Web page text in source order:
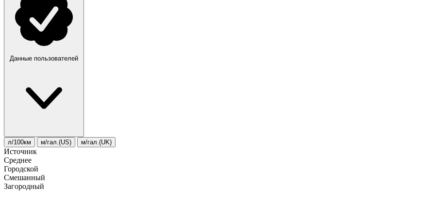
Данные пользователей
л/100км м/гал.(US) м/гал.(UK)
Источник
Среднее
Городской
Смешанный
Загородный